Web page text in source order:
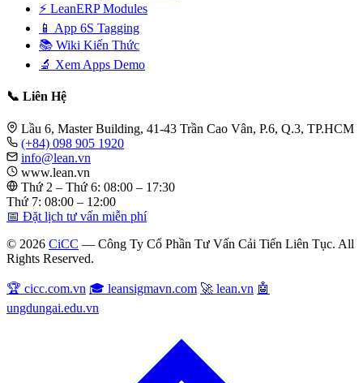
⚡ LeanERP Modules
📱 App 6S Tagging
📚 Wiki Kiến Thức
🔬 Xem Apps Demo
📞 Liên Hệ
Lầu 6, Master Building, 41-43 Trần Cao Vân, P.6, Q.3, TP.HCM
(+84) 098 905 1920
info@lean.vn
www.lean.vn
Thứ 2 – Thứ 6: 08:00 – 17:30
Thứ 7: 08:00 – 12:00
📅 Đặt lịch tư vấn miễn phí
© 2026 CiCC — Công Ty Cổ Phần Tư Vấn Cải Tiến Liên Tục. All
Rights Reserved.
🏆 cicc.com.vn 🎓 leansigmavn.com 🚀 lean.vn 🤖
ungdungai.edu.vn